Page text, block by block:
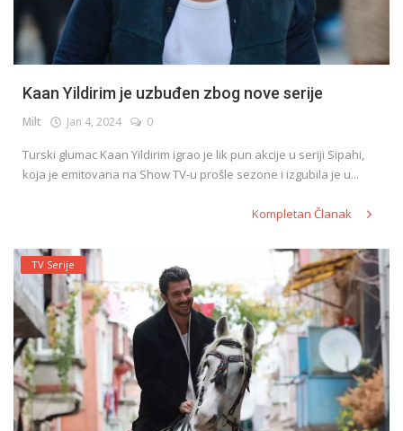
Kaan Yildirim je uzbuđen zbog nove serije
Milt Jan 4, 2024 0
Turski glumac Kaan Yildirim igrao je lik pun akcije u seriji Sipahi,
koja je emitovana na Show TV-u prošle sezone i izgubila je u...
Kompletan Članak
TV Serije